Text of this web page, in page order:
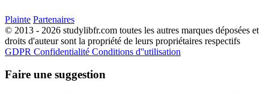
Plainte Partenaires
© 2013 - 2026 studylibfr.com toutes les autres marques déposées et
droits d'auteur sont la propriété de leurs propriétaires respectifs
GDPR Confidentialité Conditions d''utilisation
Faire une suggestion